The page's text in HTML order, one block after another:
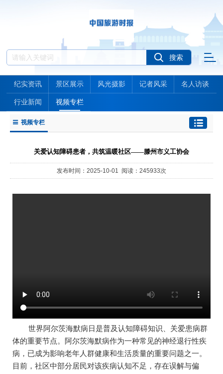
纪实资讯 景区展示 风光摄影 记者风采 名人访谈
行业新闻 视频专栏
视频专栏
关爱认知障碍患者，共筑温暖社区——滕州市义工协会
发布时间：2025-10-01 阅读：245933次
世界阿尔茨海默病日是普及认知障碍知识、关爱患病群
体的重要节点。阿尔茨海默病作为一种常见的神经退行性疾
病，已成为影响老年人群健康和生活质量的重要问题之一。
目前，社区中部分居民对该疾病认知不足，存在误解与偏